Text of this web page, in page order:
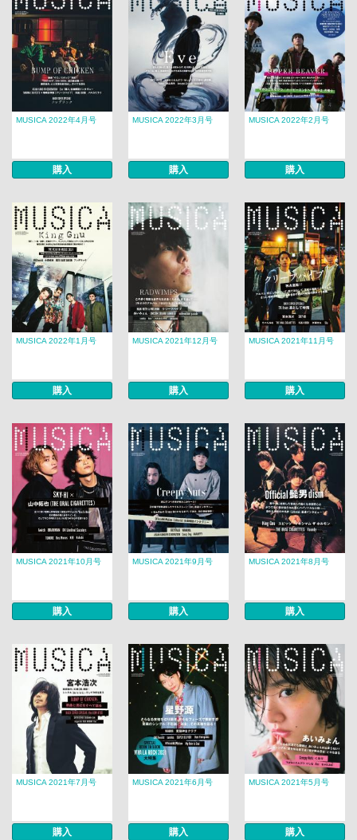
MUSICA 2022年4月号
購入
MUSICA 2022年3月号
購入
MUSICA 2022年2月号
購入
MUSICA 2022年1月号
購入
MUSICA 2021年12月号
購入
MUSICA 2021年11月号
購入
MUSICA 2021年10月号
購入
MUSICA 2021年9月号
購入
MUSICA 2021年8月号
購入
MUSICA 2021年7月号
購入
MUSICA 2021年6月号
購入
MUSICA 2021年5月号
購入